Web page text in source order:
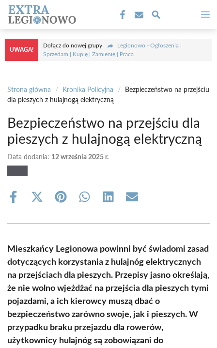
Przejdź
treści
UWAGA!
Dołącz do nowej grupy
Legionowo - Ogłoszenia |
Sprzedam | Kupię | Zamienię | Praca
Strona główna / Kronika Policyjna /
Bezpieczeństwo na przejściu
dla pieszych z hulajnogą elektryczną
Bezpieczeństwo na przejściu dla
pieszych z hulajnogą elektryczną
Data dodania: 12 września 2025 r.
Share
Share
(Twitter)
Share Share Share Share
Mieszkańcy Legionowa powinni być świadomi zasad
dotyczących korzystania z hulajnóg elektrycznych
na przejściach dla pieszych. Przepisy jasno określają,
że nie wolno wjeżdżać na przejścia dla pieszych tymi
pojazdami, a ich kierowcy muszą dbać o
bezpieczeństwo zarówno swoje, jak i pieszych. W
przypadku braku przejazdu dla rowerów,
użytkownicy hulajnóg są zobowiązani do